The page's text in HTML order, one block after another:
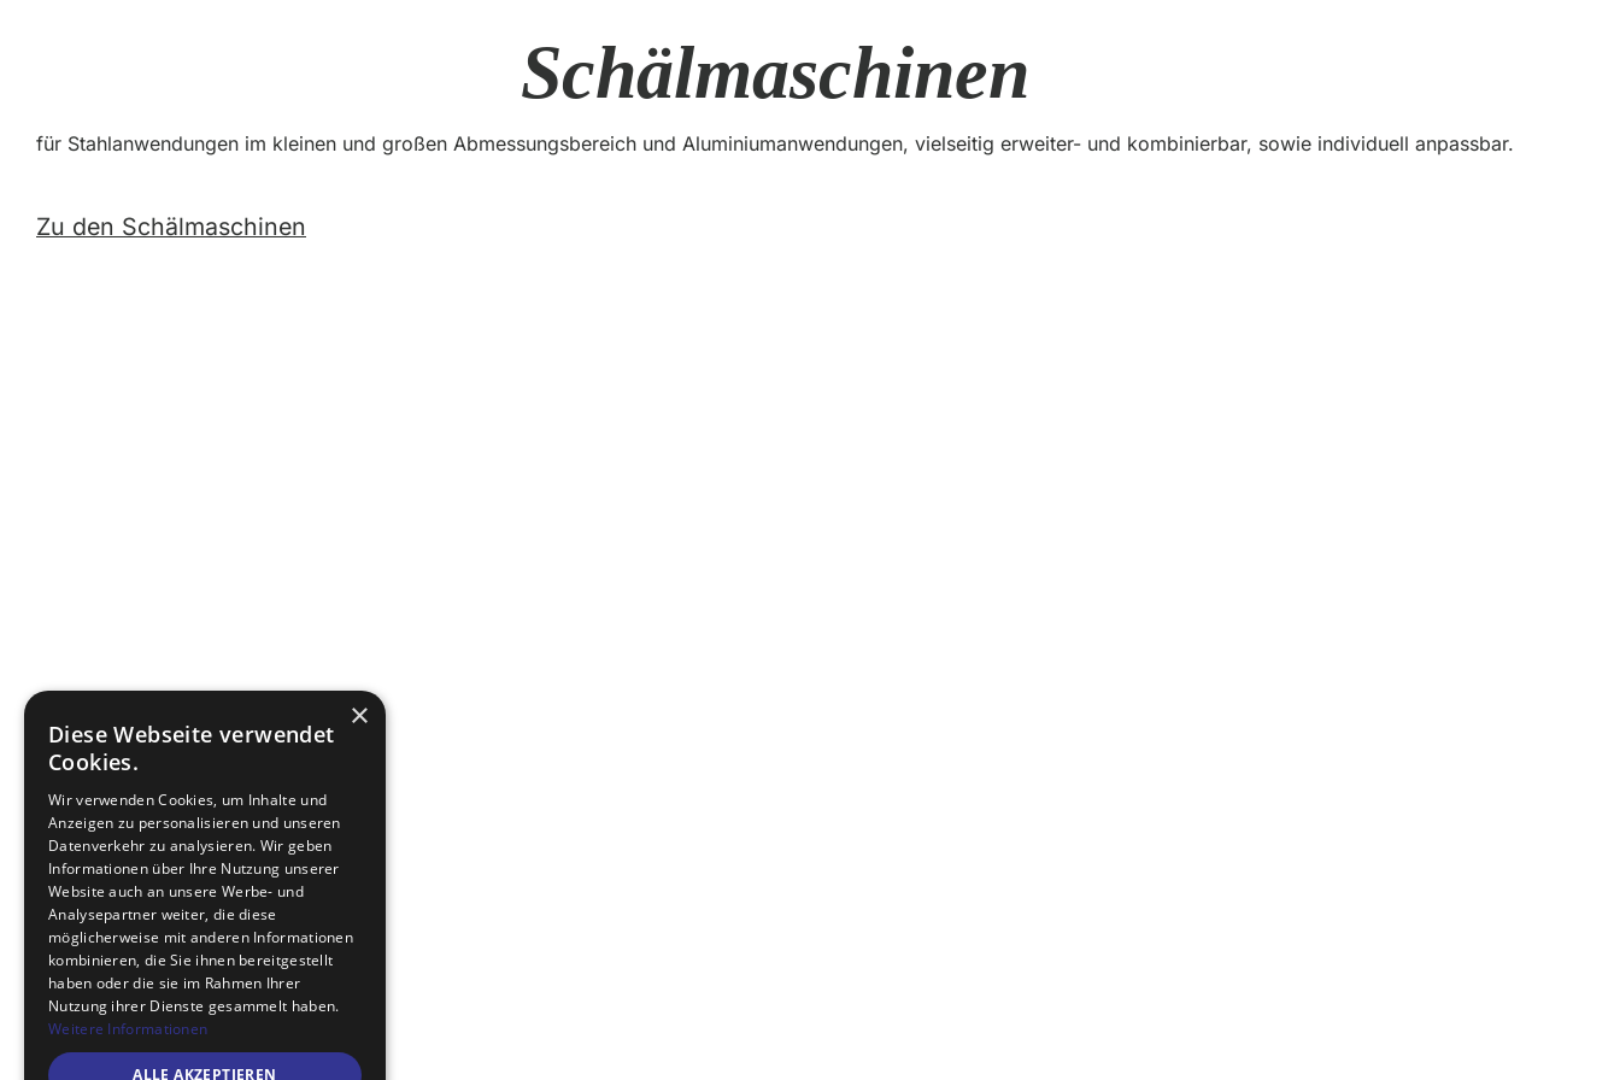
Schälmaschinen
für Stahlanwendungen im kleinen und großen Abmessungsbereich und Aluminiumanwendungen, vielseitig erweiter- und kombinierbar, sowie individuell anpassbar.
Zu den Schälmaschinen
×
Diese Webseite verwendet
Cookies.
Wir verwenden Cookies, um Inhalte und
Anzeigen zu personalisieren und unseren
Datenverkehr zu analysieren. Wir geben
Informationen über Ihre Nutzung unserer
Website auch an unsere Werbe- und
Analysepartner weiter, die diese
möglicherweise mit anderen Informationen
kombinieren, die Sie ihnen bereitgestellt
haben oder die sie im Rahmen Ihrer
Nutzung ihrer Dienste gesammelt haben.
Weitere Informationen
ALLE AKZEPTIEREN